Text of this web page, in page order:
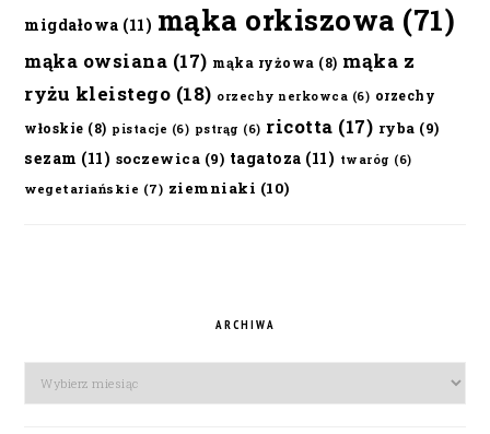
migdałowa (11) mąka orkiszowa (71)
mąka owsiana (17) mąka ryżowa (8) mąka z
ryżu kleistego (18) orzechy nerkowca (6) orzechy
włoskie (8) pistacje (6) pstrąg (6) ricotta (17) ryba (9)
sezam (11) soczewica (9) tagatoza (11) twaróg (6)
wegetariańskie (7) ziemniaki (10)
ARCHIWA
Archiwa